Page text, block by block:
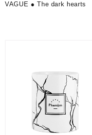
VAGUE ● The dark hearts